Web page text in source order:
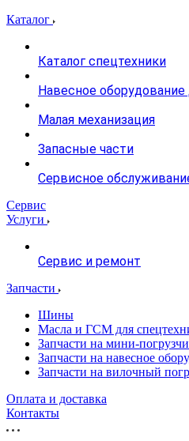
Каталог
Каталог спецтехники
Навесное оборудование
Малая механизация
Запасные части
Сервисное
Сервис
Услуги
Сервис и ремонт
Запчасти
Шины
Масла и ГСМ для
Запчасти на мини-
Запчасти на навесное
Запчасти на вилочный
Оплата и доставка
Контакты